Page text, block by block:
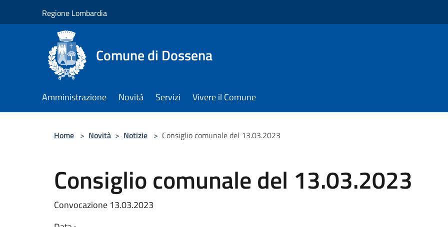
Regione Lombardia
Comune di Dossena
Amministrazione Novità Servizi Vivere il Comune
Home > Novità > Notizie > Consiglio comunale del 13.03.2023
Consiglio comunale del 13.03.2023
Convocazione 13.03.2023